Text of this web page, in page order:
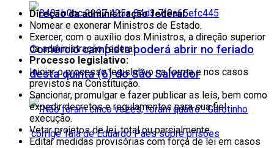
Comércio campista poderá abrir no feriado
desta quinta (6) do São Salvador
Direção da administração federal:
Nomear e exonerar Ministros de Estado.
Exercer, com o auxílio dos Ministros, a direção superior
da administração federal.
Processo legislativo:
Iniciar o processo legislativo na forma e nos casos
previstos na Constituição.
Sancionar, promulgar e fazer publicar as leis, bem como
expedir decretos e regulamentos para sua fiel
execução.
Vetar projetos de lei, total ou parcialmente.
Editar medidas provisórias com força de lei em casos